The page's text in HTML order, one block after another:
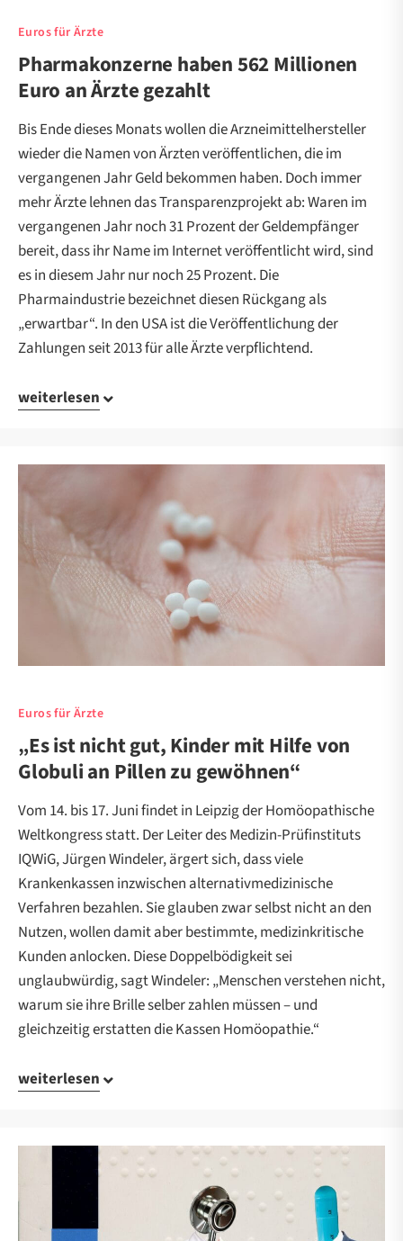
Euros für Ärzte
Pharmakonzerne haben 562 Millionen
Euro an Ärzte gezahlt
Bis Ende dieses Monats wollen die Arzneimittelhersteller
wieder die Namen von Ärzten veröffentlichen, die im
vergangenen Jahr Geld bekommen haben. Doch immer
mehr Ärzte lehnen das Transparenzprojekt ab: Waren im
vergangenen Jahr noch 31 Prozent der Geldempfänger
bereit, dass ihr Name im Internet veröffentlicht wird, sind
es in diesem Jahr nur noch 25 Prozent. Die
Pharmaindustrie bezeichnet diesen Rückgang als
„erwartbar“. In den USA ist die Veröffentlichung der
Zahlungen seit 2013 für alle Ärzte verpflichtend.
weiterlesen
Euros für Ärzte
„Es ist nicht gut, Kinder mit Hilfe von
Globuli an Pillen zu gewöhnen“
Vom 14. bis 17. Juni findet in Leipzig der Homöopathische
Weltkongress statt. Der Leiter des Medizin-Prüfinstituts
IQWiG, Jürgen Windeler, ärgert sich, dass viele
Krankenkassen inzwischen alternativmedizinische
Verfahren bezahlen. Sie glauben zwar selbst nicht an den
Nutzen, wollen damit aber bestimmte, medizinkritische
Kunden anlocken. Diese Doppelbödigkeit sei
unglaubwürdig, sagt Windeler: „Menschen verstehen nicht,
warum sie ihre Brille selber zahlen müssen – und
gleichzeitig erstatten die Kassen Homöopathie.“
weiterlesen